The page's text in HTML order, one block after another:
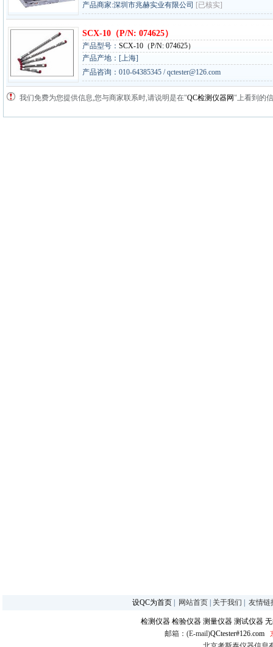
产品商家:深圳市兆赫实业有限公司 [已核实]
SCX-10（P/N: 074625）
产品型号： SCX-10（P/N: 074625）
产品产地：[上海]
产品咨询：010-64385345 / qctester@126.com
我们免费为您提供信息,您与商家联系时,请说明是在"QC检测仪器网"上看到的
设QC为首页 网站首页 关于我们 友情链
检测仪器 检验仪器 测量仪器 测试仪器
邮箱：(E-mail)QCtester#126.com